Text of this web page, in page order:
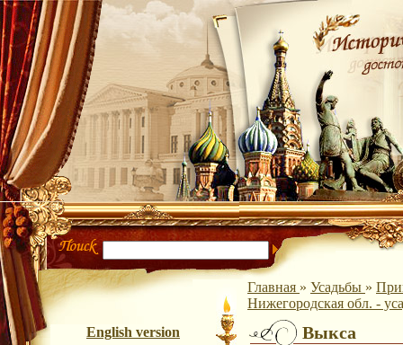
English version
Главная » Усадьбы »
Нижегородская обл. -
Выкса